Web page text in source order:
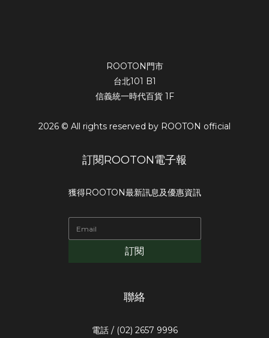
ROOTON門市
台北101 B1
信義統一時代百貨 1F
2026 © All rights reserved by ROOTON official
訂閱ROOTON電子報
獲得ROOTON最新訊息及優惠資訊
訂閱
聯絡
電話 / (02) 2657 9996